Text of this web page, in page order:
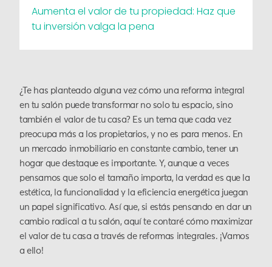
Aumenta el valor de tu propiedad: Haz que
tu inversión valga la pena
¿Te has planteado alguna vez cómo una reforma integral
en tu salón puede transformar no solo tu espacio, sino
también el valor de tu casa? Es un tema que cada vez
preocupa más a los propietarios, y no es para menos. En
un mercado inmobiliario en constante cambio, tener un
hogar que destaque es importante. Y, aunque a veces
pensamos que solo el tamaño importa, la verdad es que la
estética, la funcionalidad y la eficiencia energética juegan
un papel significativo. Así que, si estás pensando en dar un
cambio radical a tu salón, aquí te contaré cómo maximizar
el valor de tu casa a través de reformas integrales. ¡Vamos
a ello!